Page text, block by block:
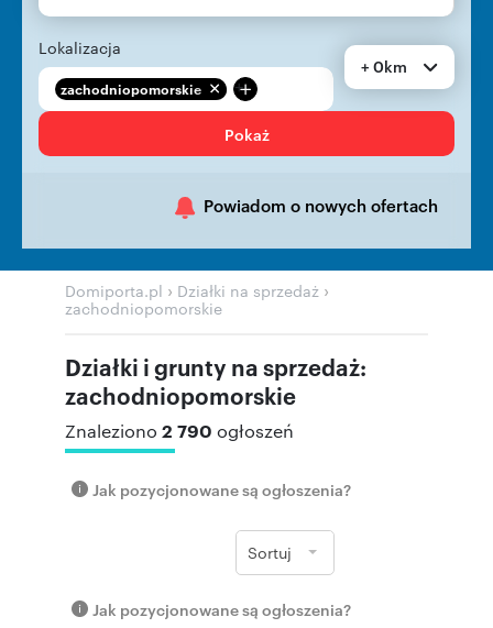
Lokalizacja
zachodniopomorskie +
+ 0km
Pokaż
Powiadom o nowych ofertach
Domiporta.pl › Działki na sprzedaż ›
zachodniopomorskie
Działki i grunty na sprzedaż:
zachodniopomorskie
Znaleziono 2 790 ogłoszeń
Jak pozycjonowane są ogłoszenia?
Sortuj
Jak pozycjonowane są ogłoszenia?